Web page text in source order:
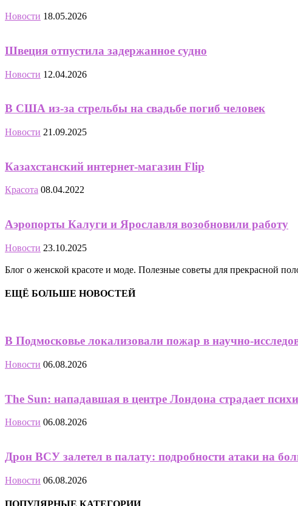
Новости 18.05.2026
Швеция отпустила задержанное судно
Новости 12.04.2026
В США из-за стрельбы на свадьбе погиб человек
Новости 21.09.2025
Казахстанский интернет-магазин Flip
Красота 08.04.2022
Аэропорты Калуги и Ярославля возобновили работу
Новости 23.10.2025
Блог о женской красоте и моде. Полезные советы для прекрасной
ЕЩЁ БОЛЬШЕ НОВОСТЕЙ
В Подмосковье локализовали пожар в научно-
Новости 06.08.2026
The Sun: нападавшая в центре Лондона страдает
Новости 06.08.2026
Дрон ВСУ залетел в палату: подробности атаки на
Новости 06.08.2026
ПОПУЛЯРНЫЕ КАТЕГОРИИ